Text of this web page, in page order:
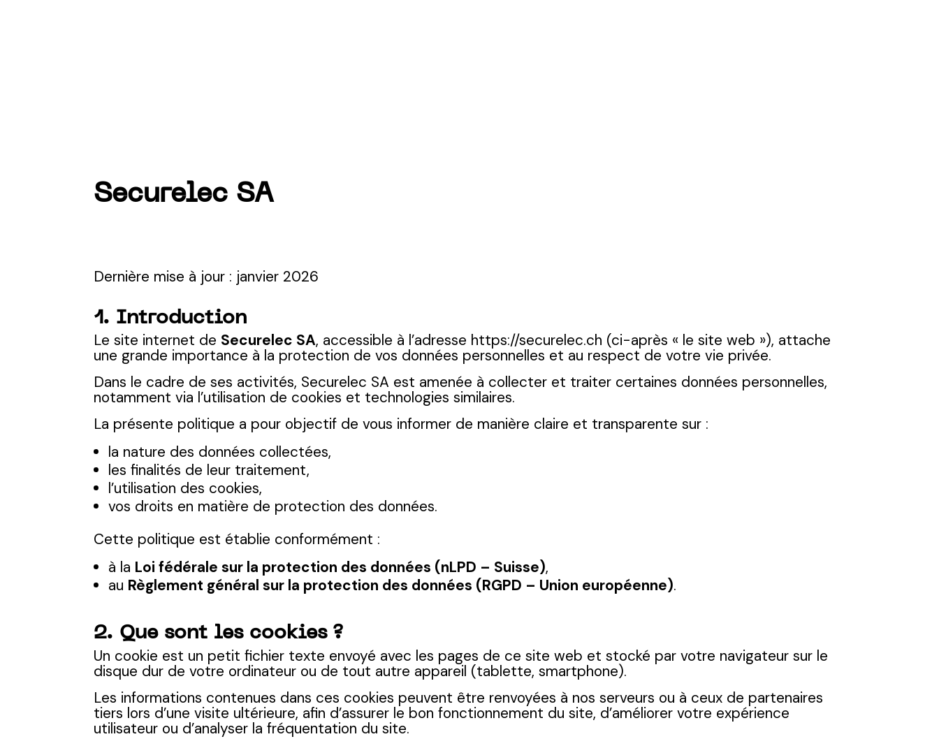
Securelec SA
Dernière mise à jour : janvier 2026
1. Introduction
Le site internet de Securelec SA, accessible à l’adresse https://securelec.ch (ci-après « le site web »), attache
une grande importance à la protection de vos données personnelles et au respect de votre vie privée.
Dans le cadre de ses activités, Securelec SA est amenée à collecter et traiter certaines données personnelles,
notamment via l’utilisation de cookies et technologies similaires.
La présente politique a pour objectif de vous informer de manière claire et transparente sur :
la nature des données collectées,
les finalités de leur traitement,
l’utilisation des cookies,
vos droits en matière de protection des données.
Cette politique est établie conformément :
à la Loi fédérale sur la protection des données (nLPD – Suisse),
au Règlement général sur la protection des données (RGPD – Union européenne).
2. Que sont les cookies ?
Un cookie est un petit fichier texte envoyé avec les pages de ce site web et stocké par votre navigateur sur le
disque dur de votre ordinateur ou de tout autre appareil (tablette, smartphone).
Les informations contenues dans ces cookies peuvent être renvoyées à nos serveurs ou à ceux de partenaires
tiers lors d’une visite ultérieure, afin d’assurer le bon fonctionnement du site, d’améliorer votre expérience
utilisateur ou d’analyser la fréquentation du site.